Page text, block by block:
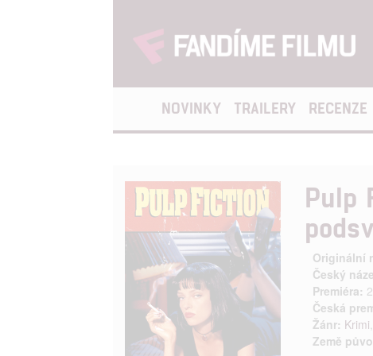
NOVINKY TRAILERY RECENZE
Pulp
Originální
Český
Premiéra:
Česká
Žánr: Krimi
Země